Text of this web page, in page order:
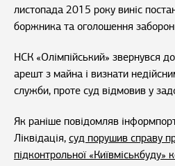
листопада 2015 року виніс
боржника та оголошення
НСК «Олімпійський» звернувся
арешт з майна і визнати
служби, проте суд відмовив у
Як раніше повідомляв
Ліквідація, суд порушив справу
підконтрольної «Київміськбуду»